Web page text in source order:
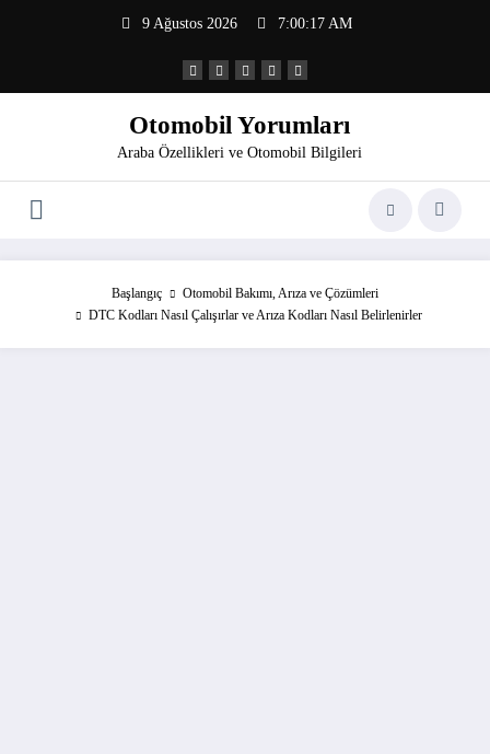
9 Ağustos 2026 7:00:18 AM
Otomobil Yorumları
Araba Özellikleri ve Otomobil Bilgileri
Başlangıç
Otomobil Bakımı, Arıza ve Çözümleri
DTC Kodları Nasıl Çalışırlar ve Arıza Kodları Nasıl Belirlenirler